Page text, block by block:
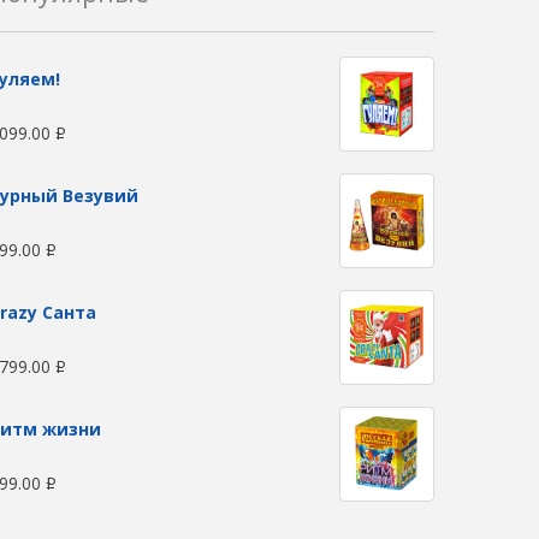
Р
Везувий
Р
Санта
Р
жизни
Р